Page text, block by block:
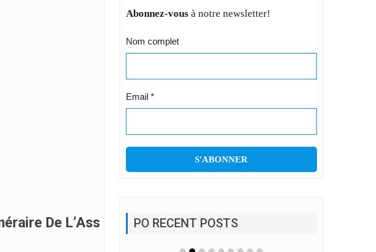
De L’Ass
Abonnez-vousà notre newsletter!
Nom complet
Email *
PO RECENT POSTS